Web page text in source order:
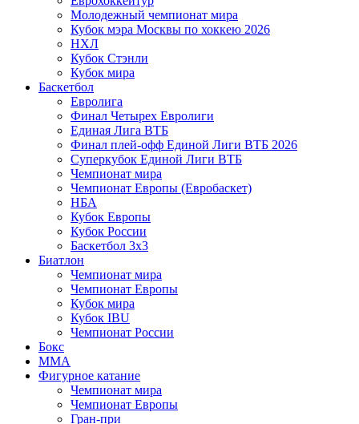
Молодежный чемпионат мира
Кубок мэра Москвы по хоккею 2026
НХЛ
Кубок Стэнли
Кубок мира
Баскетбол
Евролига
Финал Четырех Евролиги
Единая Лига ВТБ
Финал плей-офф Единой Лиги ВТБ 2026
Суперкубок Единой Лиги ВТБ
Чемпионат мира
Чемпионат Европы (Евробаскет)
НБА
Кубок Европы
Кубок России
Баскетбол 3х3
Биатлон
Чемпионат мира
Чемпионат Европы
Кубок мира
Кубок IBU
Чемпионат России
Бокс
MMA
Фигурное катание
Чемпионат мира
Чемпионат Европы
Гран-при